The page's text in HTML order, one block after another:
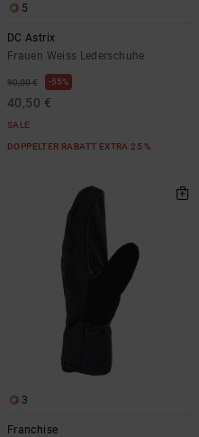
5
DC Astrix
Frauen Weiss Lederschuhe
90,00 € 55%
40,50 €
SALE
DOPPELTER RABATT EXTRA 25 %
3
Franchise